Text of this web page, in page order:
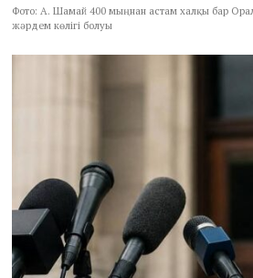
Фото: А. Шамай 400 мыңнан астам халқы бар
жәрдем көлігі болуы